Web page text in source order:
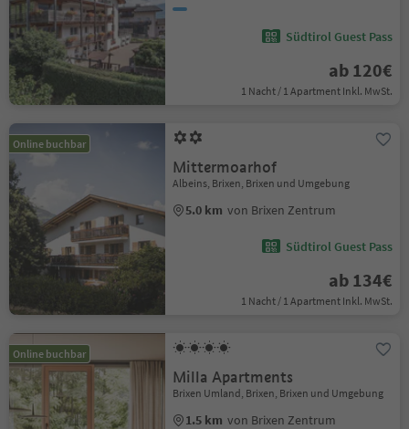
Südtirol Guest Pass
ab 120€
1 Nacht / 1 Apartment Inkl. MwSt.
Online buchbar
Mittermoarhof
Albeins, Brixen, Brixen und Umgebung
5.0 km von Brixen Zentrum
Südtirol Guest Pass
ab 134€
1 Nacht / 1 Apartment Inkl. MwSt.
Online buchbar
Milla Apartments
Brixen Umland, Brixen, Brixen und Umgebung
1.5 km von Brixen Zentrum